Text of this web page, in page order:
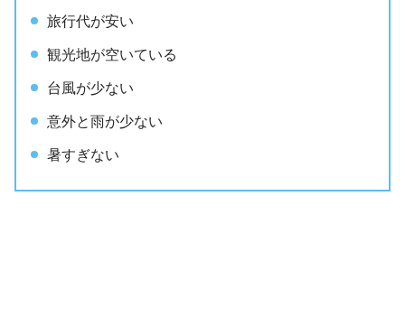
旅行代が安い
観光地が空いている
台風が少ない
意外と雨が少ない
暑すぎない